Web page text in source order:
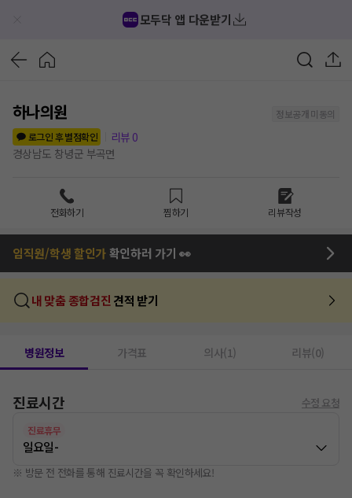
모두닥 앱 다운받기
하나의원
정보공개 미동의
로그인 후 별점확인
리뷰 0
경상남도 창녕군 부곡면
전화하기 찜하기 리뷰작성
임직원/학생 할인가확인하러 가기 👀
내 맞춤 종합검진 견적 받기
병원정보 가격표 의사(1) 리뷰(0)
진료시간 수정 요청
진료휴무
일요일-
※ 방문 전 전화를 통해 진료시간을 꼭 확인하세요!